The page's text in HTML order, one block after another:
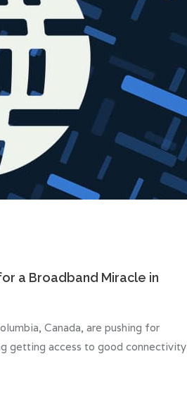
a Broadband Miracle in
Canada, are pushing for
getting access to good connectivity